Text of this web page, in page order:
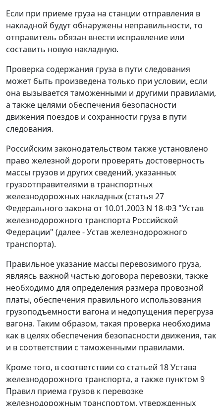
Если при приеме груза на станции отправления в
накладной будут обнаружены неправильности, то
отправитель обязан внести исправление или
составить новую накладную.
Проверка содержания груза в пути следования
может быть произведена только при условии, если
она вызывается таможенными и другими правилами,
а также целями обеспечения безопасности
движения поездов и сохранности груза в пути
следования.
Российским законодательством также установлено
право железной дороги проверять достоверность
массы грузов и других сведений, указанных
грузоотправителями в транспортных
железнодорожных накладных (статья 27
Федерального закона от 10.01.2003 N 18-ФЗ "Устав
железнодорожного транспорта Российской
Федерации" (далее - Устав железнодорожного
транспорта).
Правильное указание массы перевозимого груза,
являясь важной частью договора перевозки, также
необходимо для определения размера провозной
платы, обеспечения правильного использования
грузоподъемности вагона и недопущения перегруза
вагона. Таким образом, такая проверка необходима
как в целях обеспечения безопасности движения, так
и в соответствии с таможенными правилами.
Кроме того, в соответствии со статьей 18 Устава
железнодорожного транспорта, а также пунктом 9
Правил приема грузов к перевозке
железнодорожным транспортом, утвержденных